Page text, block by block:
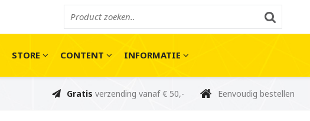
STORE CONTENT INFORMATIE
Gratis verzending vanaf € 50,- Eenvoudig bestellen